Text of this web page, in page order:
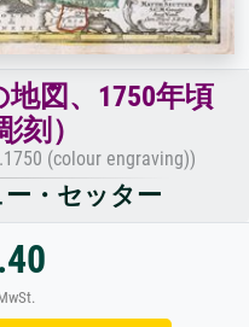
図、1750年頃
刻）
(colour engraving))
・セッター